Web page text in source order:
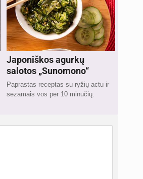
Japoniškos agurkų
salotos „Sunomono“
Paprastas receptas su ryžių actu ir
sezamais vos per 10 minučių.